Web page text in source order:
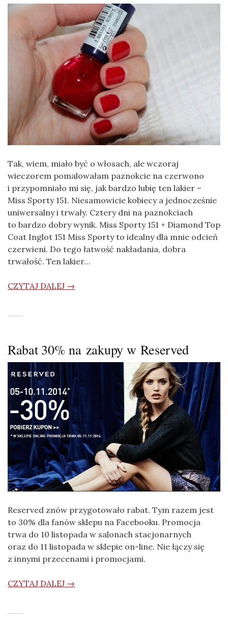
Tak, wiem, miało być o włosach, ale wczoraj
wieczorem pomalowałam paznokcie na czerwono
i przypomniało mi się, jak bardzo lubię ten lakier –
Miss Sporty 151. Niesamowicie kobiecy a jednocześnie
uniwersalny i trwały. Cztery dni na paznokciach
to bardzo dobry wynik. Miss Sporty 151 + Diamond Top
Coat Inglot 151 Miss Sporty to idealny dla mnie odcień
czerwieni. Do tego łatwość nakładania, dobra
trwałość. Ten lakier…
CZYTAJ DALEJ →
Rabat 30% na zakupy w Reserved
Reserved znów przygotowało rabat. Tym razem jest
to 30% dla fanów sklepu na Facebooku. Promocja
trwa do 10 listopada w salonach stacjonarnych
oraz do 11 listopada w sklepie on-line. Nie łączy się
z innymi przecenami i promocjami.
CZYTAJ DALEJ →